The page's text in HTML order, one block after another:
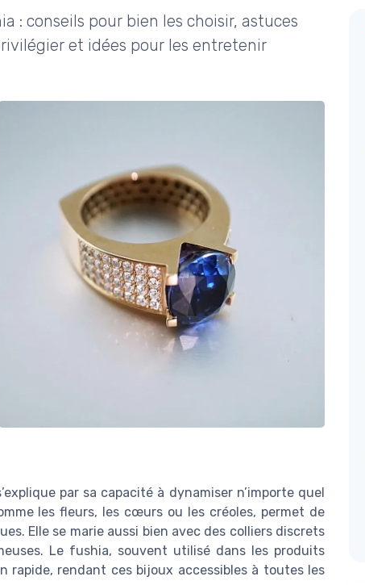
: conseils pour bien les choisir, astuces
et idées pour les entretenir
par sa capacité à dynamiser n’importe quel
les fleurs, les cœurs ou les créoles, permet de
Elle se marie aussi bien avec des colliers discrets
Le fushia, souvent utilisé dans les produits
rapide, rendant ces bijoux accessibles à toutes les